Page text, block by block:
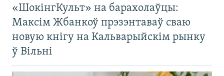
«ШокінгКульт» на барахолаўцы:
Максім Жбанкоў прэзэнтаваў сваю
новую кнігу на Кальварыйскім рынку
ў Вільні